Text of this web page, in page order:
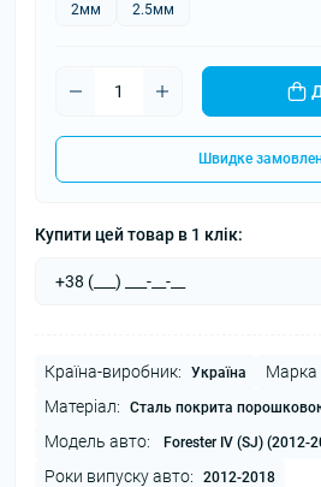
2мм 2.5мм
Швидке
Купити цей товар в 1 клік:
Країна-виробник: Україна Марка
Матеріал: Сталь покрита
Модель авто: Forester IV (SJ) (2012-
Роки випуску авто: 2012-2018